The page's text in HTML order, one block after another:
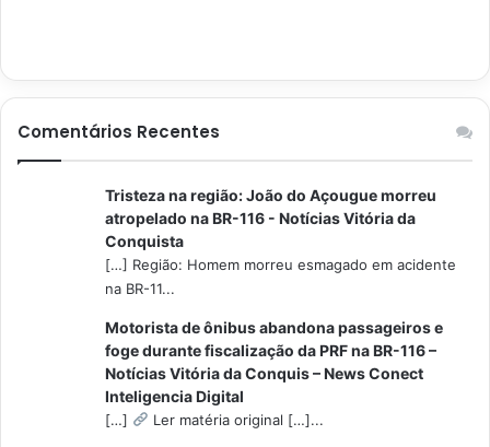
Comentários Recentes
Tristeza na região: João do Açougue morreu
atropelado na BR-116 - Notícias Vitória da
Conquista
[…] Região: Homem morreu esmagado em acidente
na BR-11...
Motorista de ônibus abandona passageiros e
foge durante fiscalização da PRF na BR-116 –
Notícias Vitória da Conquis – News Conect
Inteligencia Digital
[…] Ler matéria original […]...